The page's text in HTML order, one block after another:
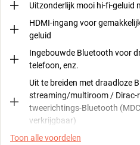
Uitzonderlijk mooi hi-fi-geluid
HDMI-ingang voor
geluid
Ingebouwde Bluetooth voor
telefoon, enz.
Uit te breiden met draadloze
streaming/multiroom / Dirac-
tweerichtings-Bluetooth
verkrijgbaar)
Toon alle voordelen